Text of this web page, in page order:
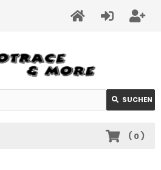
SUCHEN
( 0)